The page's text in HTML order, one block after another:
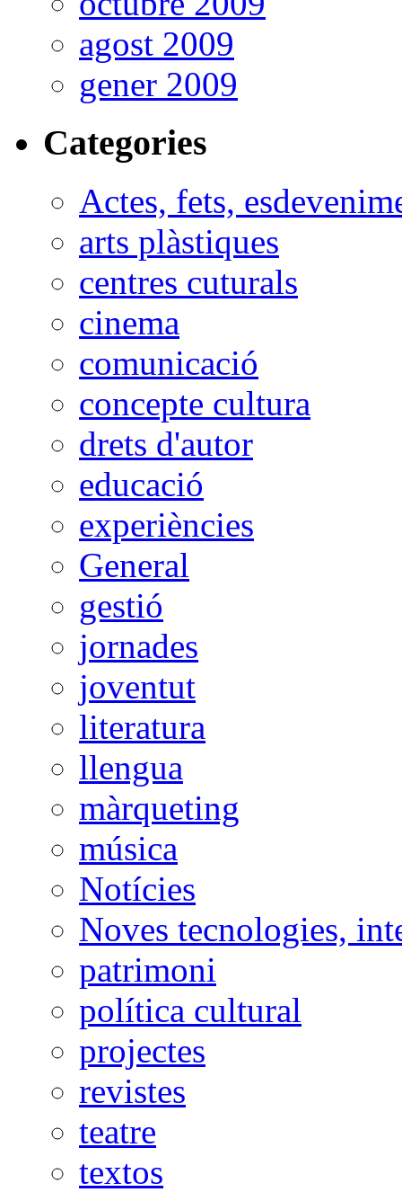
agost 2009
gener 2009
Categories
Actes, fets,
arts plàstiques
centres cuturals
cinema
comunicació
concepte cultura
drets d'autor
educació
experiències
General
gestió
jornades
joventut
literatura
llengua
màrqueting
música
Notícies
Noves tecnologies,
patrimoni
política cultural
projectes
revistes
teatre
textos